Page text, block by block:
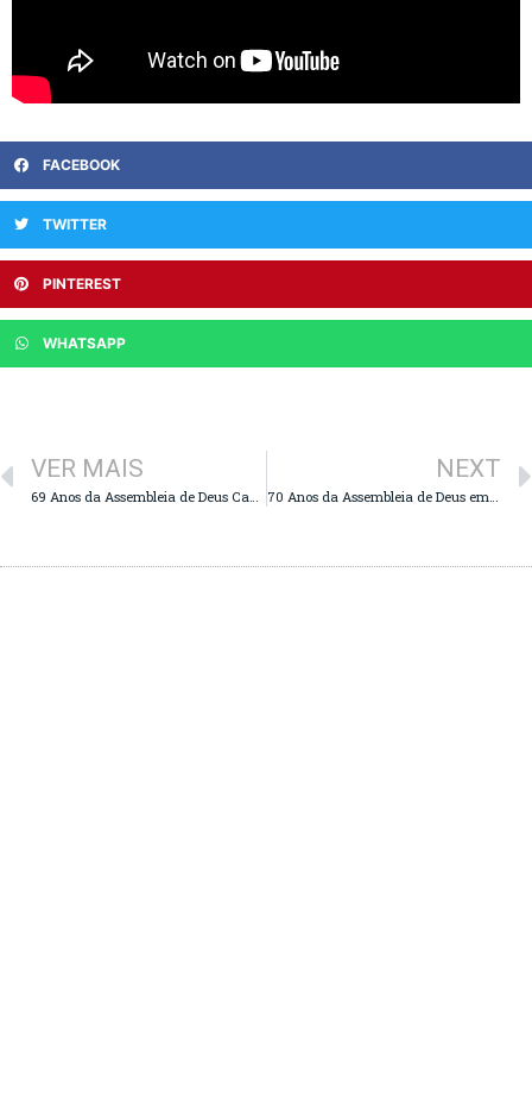
FACEBOOK
TWITTER
PINTEREST
WHATSAPP
VER MAIS NEXT